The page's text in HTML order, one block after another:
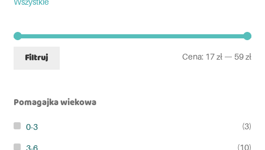
Filtruj Cena: 17 zł — 59 zł
Pomagajka wiekowa
0-3 (3)
3-6 (10)